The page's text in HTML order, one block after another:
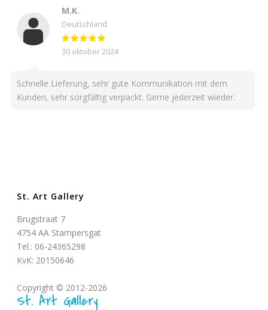
M.K.
Deutschland
30 oktober 2024
Schnelle Lieferung, sehr gute Kommunikation mit dem
Kunden, sehr sorgfältig verpackt. Gerne jederzeit wieder.
St. Art Gallery
Brugstraat 7
4754 AA Stampersgat
Tel.: 06-24365298
KvK: 20150646
Copyright © 2012-2026
St. Art Gallery